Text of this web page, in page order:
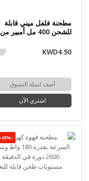
مطحنة فلفل ميني قابلة
للشحن 400 مل أمبير من
KWD4.50
أضف لسلة التسوق
اشتري الآن
-25%حسم